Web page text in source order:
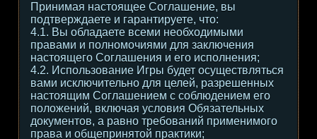
Принимая настоящее Соглашение, вы
подтверждаете и гарантируете, что:
4.1. Вы обладаете всеми необходимыми
правами и полномочиями для заключения
настоящего Соглашения и его исполнения;
4.2. Использование Игры будет осуществляться
вами исключительно для целей, разрешенных
настоящим Соглашением с соблюдением его
положений, включая условия Обязательных
документов, а равно требований применимого
права и общепринятой практики;